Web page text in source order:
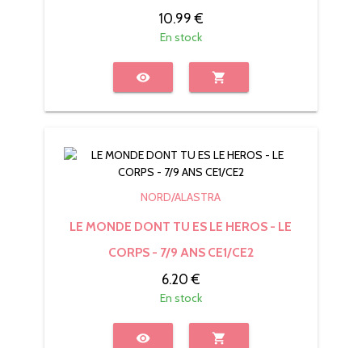
10.99 €
En stock
visibility shopping_cart
NORD/ALASTRA
LE MONDE DONT TU ES LE HEROS - LE
CORPS - 7/9 ANS CE1/CE2
6.20 €
En stock
visibility shopping_cart